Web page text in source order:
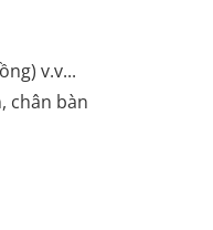
v.v...
chân bàn